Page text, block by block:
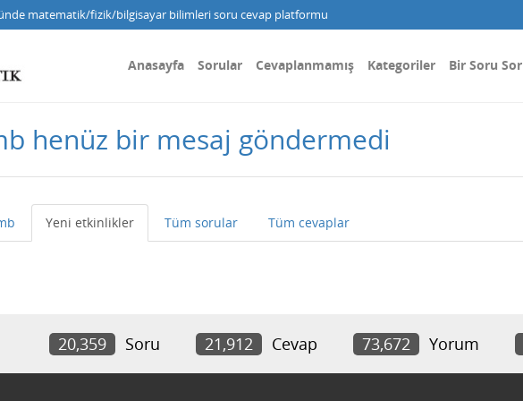
matematik/fizik/bilgisayar bilimleri soru cevap platformu
Anasayfa Sorular Cevaplanmamış Kategoriler Bir Soru Sor
henüz bir mesaj göndermedi
Yeni etkinlikler Tüm sorular Tüm cevaplar
20,359 Soru 21,912 Cevap 73,672 Yorum